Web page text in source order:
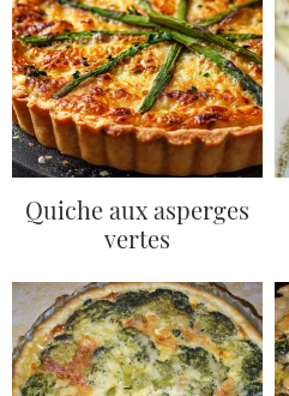
Quiche aux asperges
vertes